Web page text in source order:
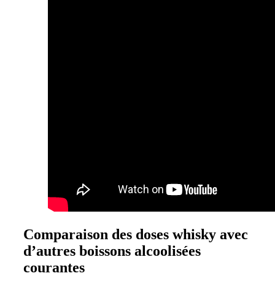
Comparaison des doses whisky avec
d’autres boissons alcoolisées
courantes